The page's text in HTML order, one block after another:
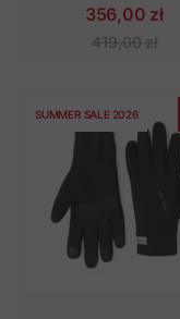
356,00 zł
419,00 zł
SUMMER SALE 2026